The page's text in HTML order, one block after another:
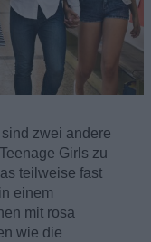
zwei andere
Girls zu
teilweise fast
einem
mit rosa
wie die